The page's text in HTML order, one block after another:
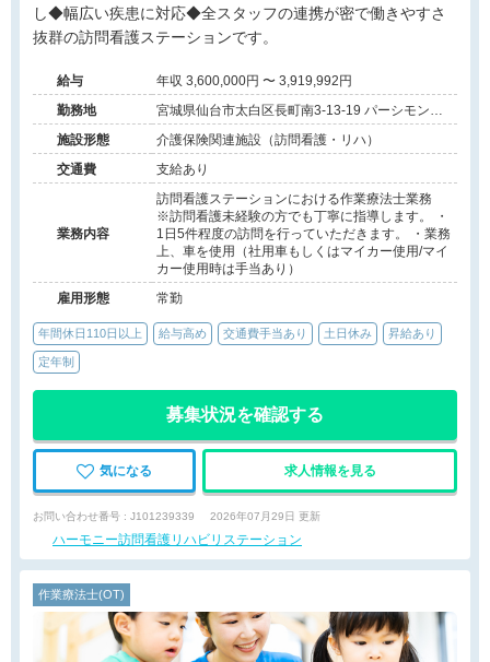
し◆幅広い疾患に対応◆全スタッフの連携が密で働きやすさ
抜群の訪問看護ステーションです。
給与
年収 3,600,000円 〜 3,919,992円
勤務地
宮城県仙台市太白区長町南3-13-19 パーシモン長
町202
施設形態
介護保険関連施設（訪問看護・リハ）
交通費
支給あり
業務内容
訪問看護ステーションにおける作業療法士業務
※訪問看護未経験の方でも丁寧に指導します。 ・
1日5件程度の訪問を行っていただきます。 ・業務
上、車を使用（社用車もしくはマイカー使用/マイ
カー使用時は手当あり）
雇用形態
常勤
年間休日110日以上 給与高め 交通費手当あり 土日休み 昇給あり
定年制
募集状況を確認する
気になる 求人情報を見る
お問い合わせ番号 : J101239339 2026年07月29日 更新
ハーモニー訪問看護リハビリステーション
作業療法士(OT)